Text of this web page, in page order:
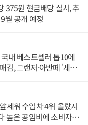
375원 현금배당 실시, 추
월 공개 예정
내 베스트셀러 톱10에
김, 그랜저·아반떼 '세단
세워 수입차 4위 올랐지
높은 공임비에 소비자